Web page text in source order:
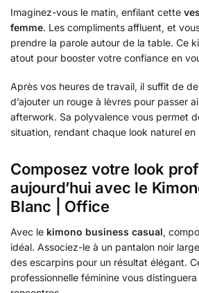
Imaginez-vous le matin, enfilant cette
femme. Les compliments affluent, et
prendre la parole autour de la table. Ce
atout pour booster votre confiance en
Après vos heures de travail, il suffit de
d’ajouter un rouge à lèvres pour passer
afterwork. Sa polyvalence vous permet
situation, rendant chaque look naturel en
Composez votre look
aujourd’hui avec le
Blanc | Office
Avec le kimono business casual,
idéal. Associez-le à un pantalon noir
des escarpins pour un résultat élégant.
professionnelle féminine vous